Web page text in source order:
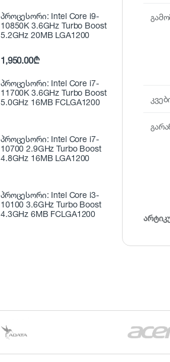
პროცესორი: Intel Core i9-
10850K 3.6GHz Turbo Boost
5.2GHz 20MB LGA1200
1,950.00₾
პროცესორი: Intel Core i7-
11700K 3.6GHz Turbo Boost
5.0GHz 16MB FCLGA1200
პროცესორი: Intel Core i7-
10700 2.9GHz Turbo Boost
4.8GHz 16MB LGA1200
პროცესორი: Intel Core i3-
10100 3.6GHz Turbo Boost
4.3GHz 6MB FCLGA1200